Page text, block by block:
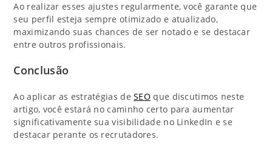
Ao realizar esses ajustes regularmente, você garante que
seu perfil esteja sempre otimizado e atualizado,
maximizando suas chances de ser notado e se destacar
entre outros profissionais.
Conclusão
Ao aplicar as estratégias deSEO que discutimos neste
artigo, você estará no caminho certo para aumentar
significativamente sua visibilidade no LinkedIn e se
destacar perante os recrutadores.